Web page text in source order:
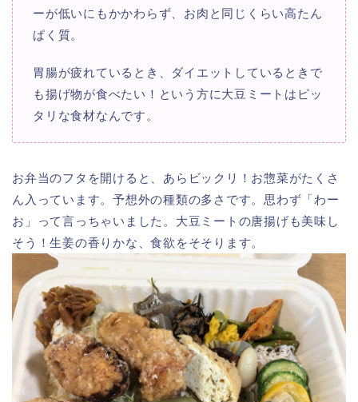
ーが低いにもかかわらず、お肉と同じくらい高たん
ぱく質。
胃腸が疲れているとき、ダイエットしているときで
も揚げ物が食べたい！という方に大豆ミートはピッ
タリな食材なんです。
お弁当のフタを開けると、あらビックリ！お惣菜がたくさ
ん入っています。予想外の種類の多さです。思わず「わー
お」って言っちゃいました。大豆ミートの唐揚げも美味し
そう！生姜の香りかな、食欲をそそります。